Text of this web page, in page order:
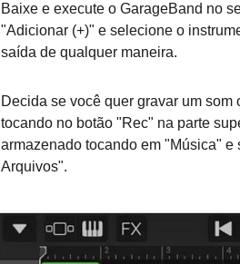
Baixe e execute o GarageBand no
"Adicionar (+)" e selecione o
saída de qualquer maneira.
Decida se você quer gravar um
tocando no botão "Rec" na parte
armazenado tocando em "Música"
Arquivos".